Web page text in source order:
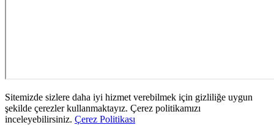
Sitemizde sizlere daha iyi hizmet verebilmek için gizliliğe uygun
şekilde çerezler kullanmaktayız. Çerez politikamızı
inceleyebilirsiniz. Çerez Politikası